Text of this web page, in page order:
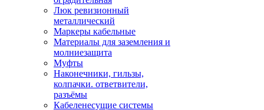
Люк ревизионный
металлический
Маркеры кабельные
Материалы для заземления и
молниезащита
Муфты
Наконечники, гильзы,
колпачки. ответвители,
разъёмы
Кабеленесущие системы